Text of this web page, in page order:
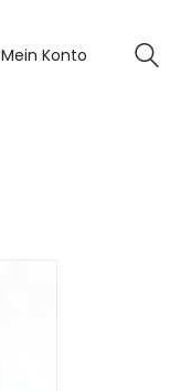
Mein Konto